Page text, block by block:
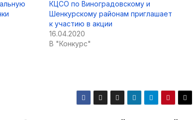
КЦСО по Виноградовскому и
Шенкурскому районам приглашает
к участию в акции
16.04.2020
В "Конкурс"